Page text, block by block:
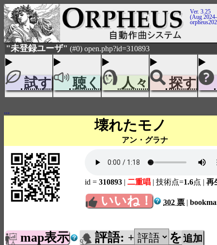
Ver. 3.25
(Aug
"未登録ユーザ" (#0) open.php?id=310893
試す 聴く 人々 探す
...
壊れたモノ
アン・グラナ
id = 310893 | 二重唱 | 技術点=1.6点 | 再
いいね！ 302 票 |
map表示 評語: + を